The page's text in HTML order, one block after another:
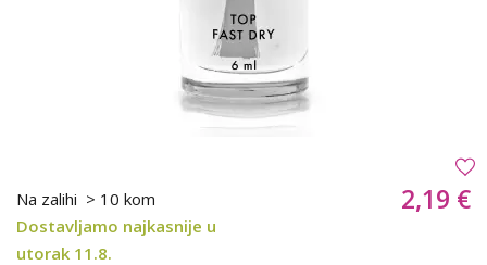
Na zalihi > 10 kom
Dostavljamo najkasnije u
utorak 11.8.
2,19 €